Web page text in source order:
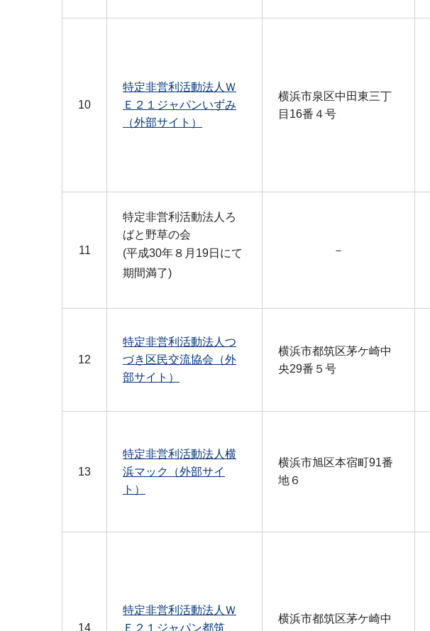
10
特定非営利活動法人Ｗ
Ｅ２１ジャパンいずみ
（外部サイト）
横浜市泉区中田東三丁
目16番４号
11
特定非営利活動法人ろ
ばと野草の会
(平成30年８月19日にて
期間満了)
－
12
特定非営利活動法人つ
づき区民交流協会（外
部サイト）
横浜市都筑区茅ケ崎中
央29番５号
13
特定非営利活動法人横
浜マック（外部サイ
ト）
横浜市旭区本宿町91番
地６
14
特定非営利活動法人Ｗ
Ｅ２１ジャパン都筑
横浜市都筑区茅ケ崎中